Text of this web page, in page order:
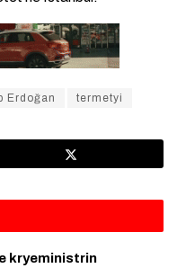
Erdoğan termetyi
kryeministrin